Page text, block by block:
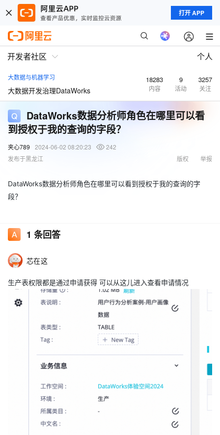
打开 APP
开发者社区 个人
大数据与机器学习
大数据开发治理DataWorks
18283
内容
9
活动
3257
关注
DataWorks数据分析师角色在哪里可以看
到授权于我的查询的字段？
夹心789 2024-06-02 08:20:23
242
发布于黑龙江
举报
版权
DataWorks数据分析师角色在哪里可以看到授权于我的查询的字
段？
1 条回答
芯在这
生产表权限都是通过申请获得 可以从这儿进入查看申请情况